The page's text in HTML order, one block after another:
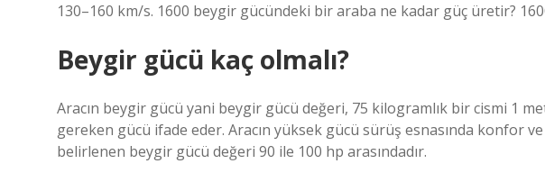
130–160 km/s. 1600 beygir gücündeki bir araba ne kadar güç üretir?
Beygir gücü kaç olmalı?
Aracın beygir gücü yani beygir gücü değeri, 75 kilogramlık bir cismi 1
gereken gücü ifade eder. Aracın yüksek gücü sürüş esnasında konfor
belirlenen beygir gücü değeri 90 ile 100 hp arasındadır.